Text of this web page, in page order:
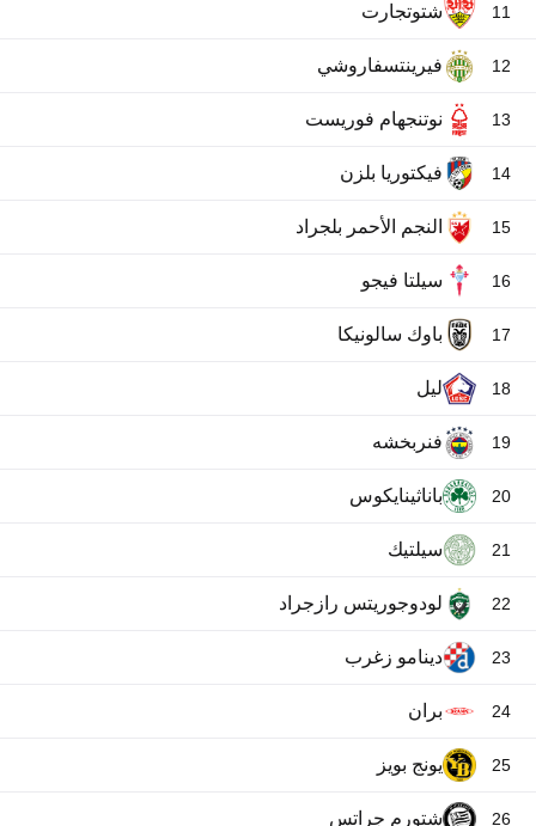
11 شتوتجارت
12 فيرينتسفاروشي
13 نوتنجهام فوريست
14 فيكتوريا بلزن
15 النجم الأحمر بلجراد
16 سيلتا فيجو
17 باوك سالونيكا
18 ليل
19 فنربخشه
20 باناثينايكوس
21 سيلتيك
22 لودوجوريتس رازجراد
23 دينامو زغرب
24 بران
25 يونج بويز
26 شتورم جراتس